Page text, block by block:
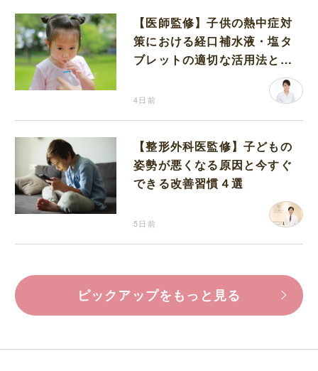
【医師監修】子供の熱中症対
策における経口補水液・塩タ
ブレットの適切な活用法と水
4日前
【整形外科医監修】子どもの
姿勢が悪くなる原因と今すぐ
できる改善習慣４選
5日前
ピックアップをもっと見る